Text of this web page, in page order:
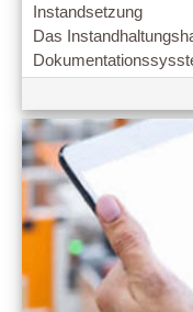
Instandsetzung
Das
Instandhaltungsziele